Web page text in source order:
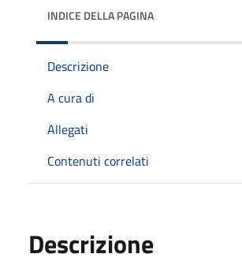
INDICE DELLA PAGINA
Descrizione
A cura di
Allegati
Contenuti correlati
Descrizione